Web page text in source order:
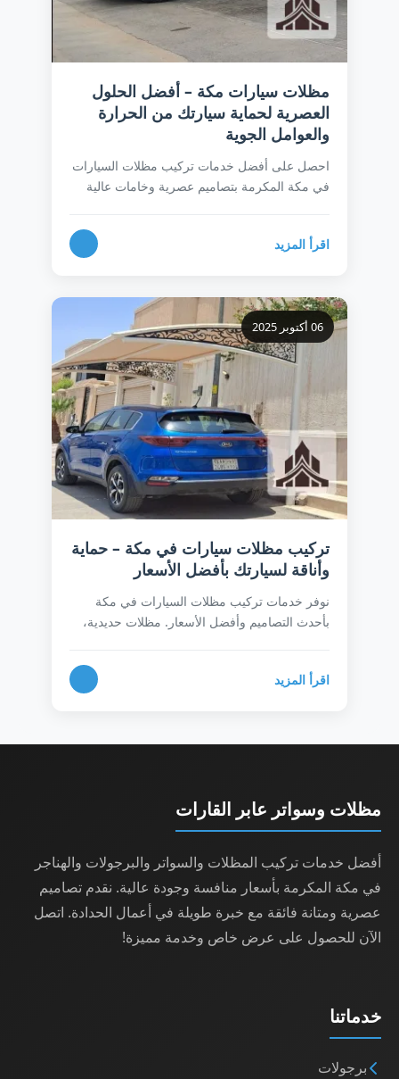
مظلات سيارات مكة – أفضل الحلول
العصرية لحماية سيارتك من الحرارة
والعوامل الجوية
احصل على أفضل خدمات تركيب مظلات السيارات
في مكة المكرمة بتصاميم عصرية وخامات عالية
وقماشية بأسعار تنافسية وضمان طويل المدى. احمِ
سيارتك من الحرارة الشديدة والعوامل الجوية مع
اقرأ المزيد
06 أكتوبر 2025
تركيب مظلات سيارات في مكة – حماية
وأناقة لسيارتك بأفضل الأسعار
نوفر خدمات تركيب مظلات السيارات في مكة
بأحدث التصاميم وأفضل الأسعار. مظلات حديدية،
والحرارة الشديدة مع فريقنا المحترف. اتصل الآن
اقرأ المزيد
مظلات وسواتر عابر القارات
أفضل خدمات تركيب المظلات والسواتر والبرجولات والهناجر
في مكة المكرمة بأسعار منافسة وجودة عالية. نقدم تصاميم
عصرية ومتانة فائقة مع خبرة طويلة في أعمال الحدادة. اتصل
الآن للحصول على عرض خاص وخدمة مميزة!
خدماتنا
برجولات